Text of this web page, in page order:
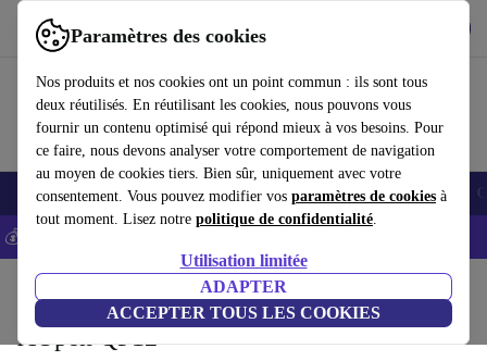
Paramètres des cookies
Nos produits et nos cookies ont un point commun : ils sont tous
deux réutilisés. En réutilisant les cookies, nous pouvons vous
fournir un contenu optimisé qui répond mieux à vos besoins. Pour
ce faire, nous devons analyser votre comportement de navigation
au moyen de cookies tiers. Bien sûr, uniquement avec votre
consentement. Vous pouvez modifier vos paramètres de cookies à
tout moment. Lisez notre politique de confidentialité.
Utilisation limitée
ADAPTER
ACCEPTER TOUS LES COOKIES
Utilisez refurbed rapidement et facilement
Smartphones Laptops Tablettes Montres connectées Accessoires
💰-5% EXTRA sur les iPhones – Code: IPHONEDEAL -
AOpen QF12